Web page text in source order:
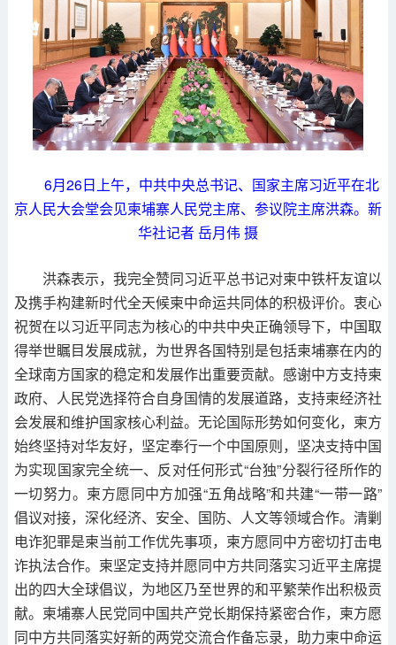
6月26日上午，中共中央总书记、国家主席习近平在北
京人民大会堂会见柬埔寨人民党主席、参议院主席洪森。新
华社记者 岳月伟 摄
洪森表示，我完全赞同习近平总书记对柬中铁杆友谊以
及携手构建新时代全天候柬中命运共同体的积极评价。衷心
祝贺在以习近平同志为核心的中共中央正确领导下，中国取
得举世瞩目发展成就，为世界各国特别是包括柬埔寨在内的
全球南方国家的稳定和发展作出重要贡献。感谢中方支持柬
政府、人民党选择符合自身国情的发展道路，支持柬经济社
会发展和维护国家核心利益。无论国际形势如何变化，柬方
始终坚持对华友好，坚定奉行一个中国原则，坚决支持中国
为实现国家完全统一、反对任何形式“台独”分裂行径所作的
一切努力。柬方愿同中方加强“五角战略”和共建“一带一路”
倡议对接，深化经济、安全、国防、人文等领域合作。清剿
电诈犯罪是柬当前工作优先事项，柬方愿同中方密切打击电
诈执法合作。柬坚定支持并愿同中方共同落实习近平主席提
出的四大全球倡议，为地区乃至世界的和平繁荣作出积极贡
献。柬埔寨人民党同中国共产党长期保持紧密合作，柬方愿
同中方共同落实好新的两党交流合作备忘录，助力柬中命运